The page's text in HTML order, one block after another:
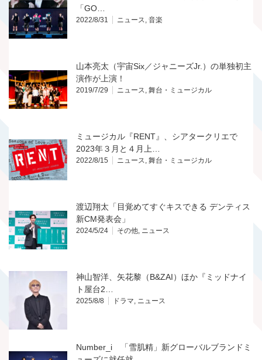
「GO…
2022/8/31 ニュース, 音楽
山本亮太（宇宙Six／ジャニーズJr.）の単独初主
演作が上演！
2019/7/29 ニュース, 舞台・ミュージカル
ミュージカル『RENT』、シアタークリエで
2023年３月と４月上…
2022/8/15 ニュース, 舞台・ミュージカル
渡辺翔太「目覚めてすぐキスできる デンティス
新CM発表会」
2024/5/24 その他, ニュース
神山智洋、矢花黎（B&ZAI）ほか『ミッドナイ
ト屋台2…
2025/8/8 ドラマ, ニュース
Number_i 「雪肌精」新グローバルブランドミ